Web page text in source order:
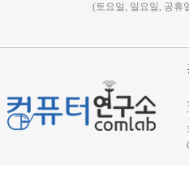
(토요일, 일요일, 공휴